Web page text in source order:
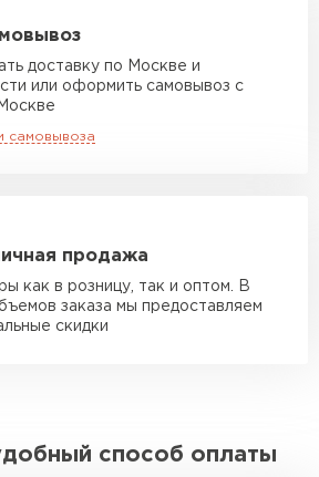
до 80 м3
5 тн
6 м
от 7 000 руб
8 м
тн
13,5 м
С ДОСТАВКОЙ
доставку по Москве и
или оформить самовывоз с
самовывоза
продажа
как в розницу, так и оптом. В
заказа мы предоставляем
скидки
способ оплаты